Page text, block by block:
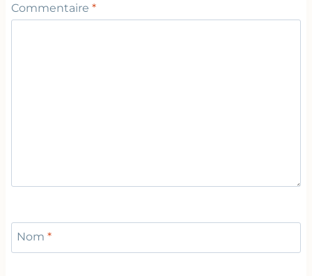
Commentaire *
Nom *